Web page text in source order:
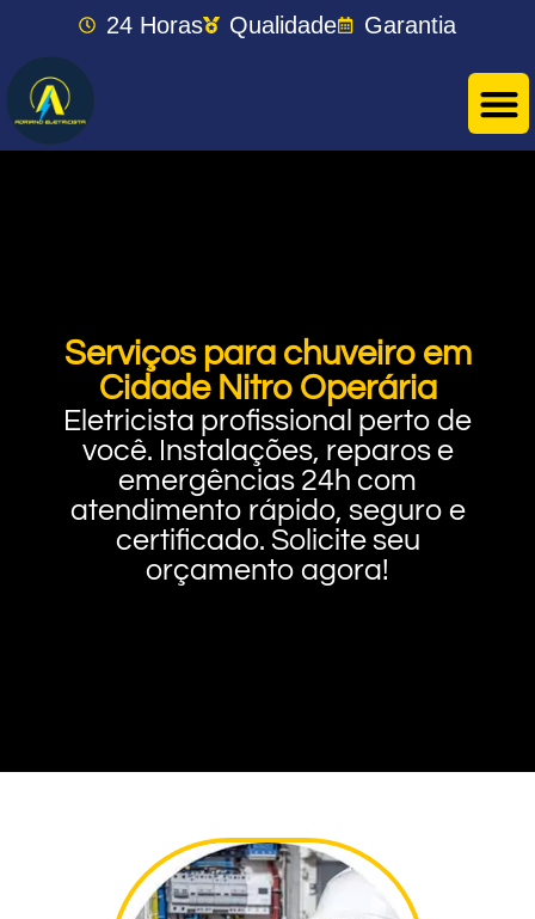
24 Horas Qualidade Garantia
Serviços para chuveiro em
Cidade Nitro Operária
Eletricista profissional perto de
você. Instalações, reparos e
emergências 24h com
atendimento rápido, seguro e
certificado. Solicite seu
orçamento agora!